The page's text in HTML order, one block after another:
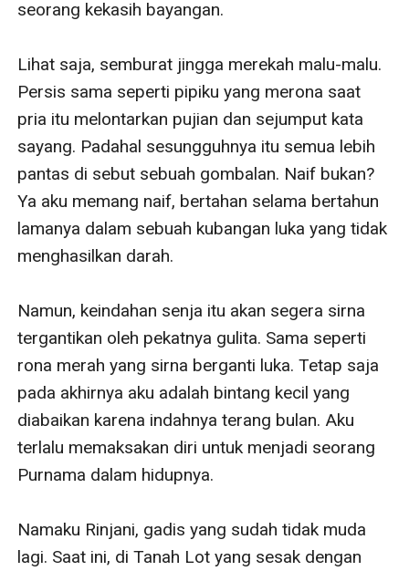
seorang kekasih bayangan.
Lihat saja, semburat jingga merekah malu-malu.
Persis sama seperti pipiku yang merona saat
pria itu melontarkan pujian dan sejumput kata
sayang. Padahal sesungguhnya itu semua lebih
pantas di sebut sebuah gombalan. Naif bukan?
Ya aku memang naif, bertahan selama bertahun
lamanya dalam sebuah kubangan luka yang tidak
menghasilkan darah.
Namun, keindahan senja itu akan segera sirna
tergantikan oleh pekatnya gulita. Sama seperti
rona merah yang sirna berganti luka. Tetap saja
pada akhirnya aku adalah bintang kecil yang
diabaikan karena indahnya terang bulan. Aku
terlalu memaksakan diri untuk menjadi seorang
Purnama dalam hidupnya.
Namaku Rinjani, gadis yang sudah tidak muda
lagi. Saat ini, di Tanah Lot yang sesak dengan